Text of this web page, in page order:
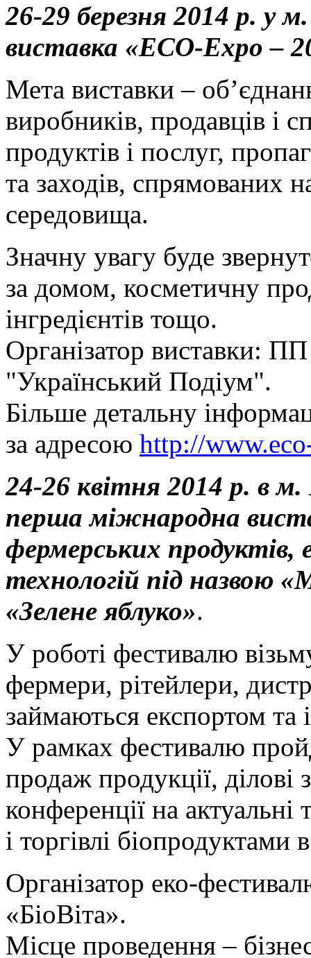
26-29 березня 2014 р. у
виставка «ECO-Expo –
Мета виставки –
виробників, продавців і
продуктів і послуг,
та заходів, спрямованих
середовища.
Значну увагу буде
за домом, косметичну
інгредієнтів тощо.
Організатор виставки:
"Український Подіум".
Більше детальну
за адресою http://
24-26 квітня 2014 р. в м.
перша міжнародна
фермерських продуктів,
технологій під назвою
«Зелене яблуко».
У роботі фестивалю
фермери, рітейлери,
займаються експортом
У рамках фестивалю
продаж продукції, ділові
конференції на актуальні
і торгівлі біопродуктами
Організатор еко-
«БіоВіта».
Місце проведення –